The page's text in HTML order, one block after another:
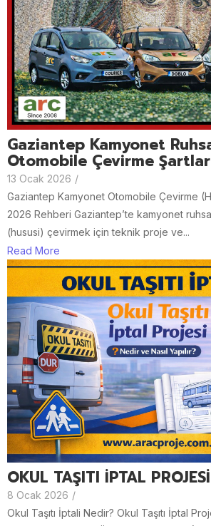
Gaziantep Kamyonet
Otomobile Çevirme
13 Ocak 2026 /
Gaziantep Kamyonet Otomobile Çevirme
2026 Rehberi Gaziantep’te kamyonet
(hususi) çevirmek için teknik proje ve...
Read More
OKUL TAŞITI İPTAL PROJESİ
8 Ocak 2026 /
Okul Taşıtı İptali Nedir? Okul Taşıtı İptal